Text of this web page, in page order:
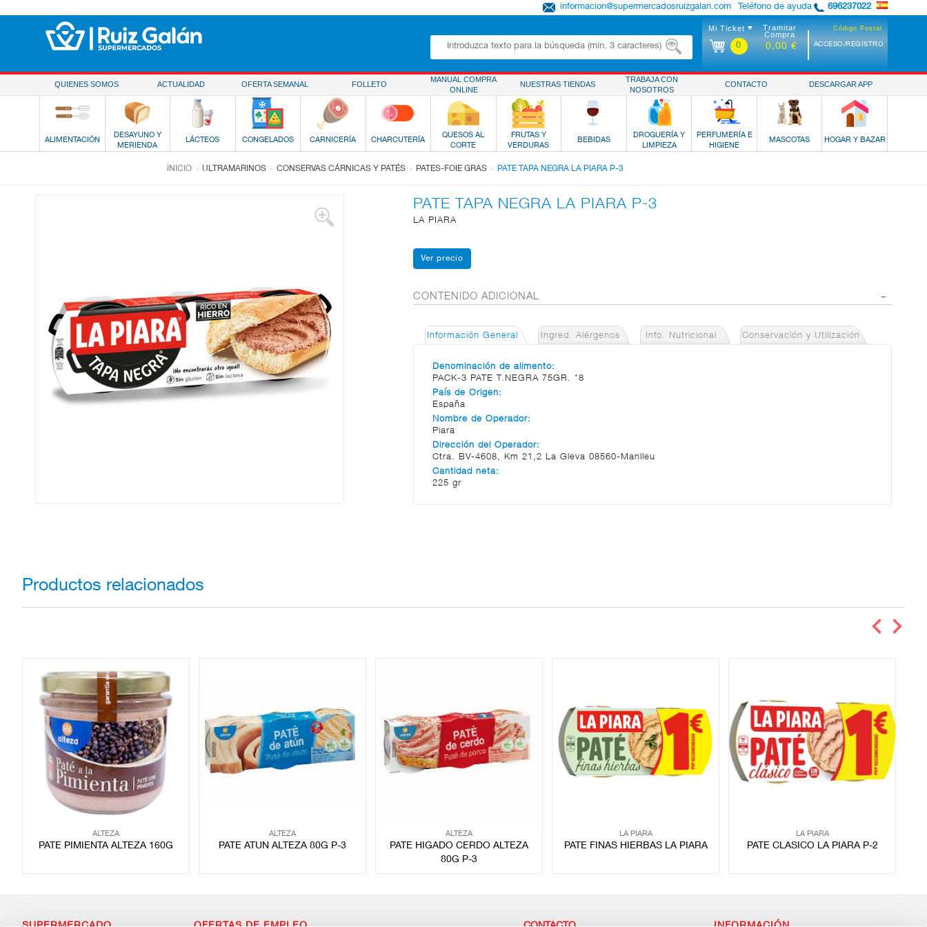
Teléfono de ayuda 696237022
informacion@supermercadosruizgalan.com
Código Postal
ACCESO/REGISTRO
Mi Ticket
0
Tramitar
Compra
0,00 €
QUIENES SOMOS ACTUALIDAD OFERTA SEMANAL FOLLETO
MANUAL COMPRA
ONLINE
NUESTRAS TIENDAS
TRABAJA CON
NOSOTROS
CONTACTO DESCARGAR APP
ALIMENTACIÓN
DESAYUNO Y
MERIENDA
LÁCTEOS CONGELADOS CARNICERÍA CHARCUTERÍA
QUESOS AL
CORTE
FRUTAS Y
VERDURAS
BEBIDAS
DROGUERÍA Y
LIMPIEZA
PERFUMERÍA E
HIGIENE
MASCOTAS HOGAR Y BAZAR
INICIO . ULTRAMARINOS . CONSERVAS CÁRNICAS Y PATÉS . PATES-FOIE GRAS . PATE TAPA NEGRA LA PIARA P-3
PATE TAPA NEGRA LA PIARA P-3
LA PIARA
CONTENIDO ADICIONAL
Información General Ingred. Alérgenos Info. Nutricional Conservación y Utilización
Denominación de alimento:
PACK-3 PATE T.NEGRA 75GR. *8
País de Origen:
España
Nombre de Operador:
Piara
Dirección del Operador:
Ctra. BV-4608, Km 21,2 La Gleva 08560-Manlleu
Cantidad neta:
225 gr
Productos relacionados
ALTEZA
PATE PIMIENTA ALTEZA 160G
ALTEZA
PATE ATUN ALTEZA 80G P-3
ALTEZA
PATE HIGADO CERDO ALTEZA
80G P-3
LA PIARA
PATE FINAS HIERBAS LA PIARA
LA PIARA
PATE CLASICO LA PIARA P-2